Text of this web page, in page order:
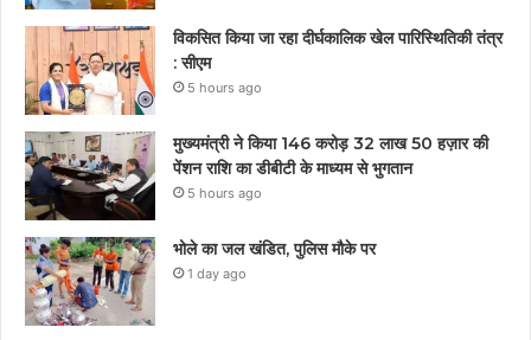
विकसित किया जा रहा दीर्घकालिक खेल पारिस्थितिकी तंत्र
: सीएम
5 hours ago
मुख्यमंत्री ने किया 146 करोड़ 32 लाख 50 हज़ार की
पेंशन राशि का डीबीटी के माध्यम से भुगतान
5 hours ago
भोले का जल खंडित, पुलिस मौके पर
1 day ago